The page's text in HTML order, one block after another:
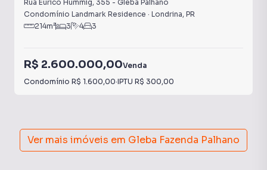
A área de lazer traduz o conceito do empreendimento:
ambientes sofisticados, planejados para proporcionar
Rua Eurico Hummig, 355 - Gleba Palhano
Condomínio Landmark Residence · Londrina, PR
214m² 3 4 3
R$ 2.600.000,00Venda
Condomínio R$ 1.600,00·IPTU R$ 300,00
Ver mais imóveis em Gleba Fazenda Palhano